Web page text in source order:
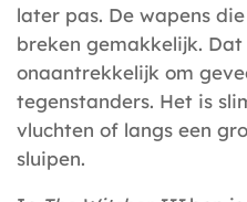
later pas. De wapens
breken gemakkelijk.
onaantrekkelijk om
tegenstanders. Het is
vluchten of langs een
sluipen.